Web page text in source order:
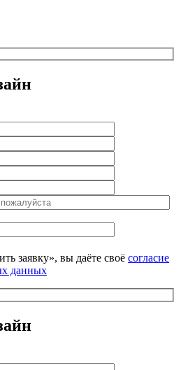
заявку», вы даёте своё согласие
данных